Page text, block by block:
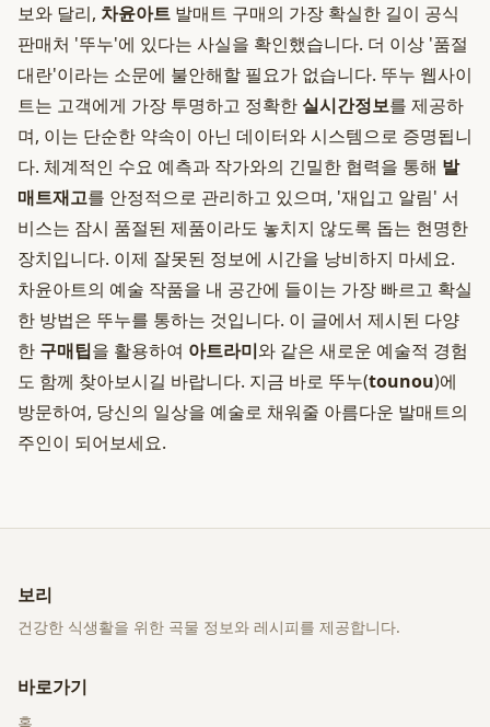
보와 달리, 차윤아트 발매트 구매의 가장 확실한 길이 공식
판매처 '뚜누'에 있다는 사실을 확인했습니다. 더 이상 '품절
대란'이라는 소문에 불안해할 필요가 없습니다. 뚜누 웹사이
트는 고객에게 가장 투명하고 정확한 실시간정보를 제공하
며, 이는 단순한 약속이 아닌 데이터와 시스템으로 증명됩니
다. 체계적인 수요 예측과 작가와의 긴밀한 협력을 통해 발
매트재고를 안정적으로 관리하고 있으며, '재입고 알림' 서
비스는 잠시 품절된 제품이라도 놓치지 않도록 돕는 현명한
장치입니다. 이제 잘못된 정보에 시간을 낭비하지 마세요.
차윤아트의 예술 작품을 내 공간에 들이는 가장 빠르고 확실
한 방법은 뚜누를 통하는 것입니다. 이 글에서 제시된 다양
한 구매팁을 활용하여 아트라미와 같은 새로운 예술적 경험
도 함께 찾아보시길 바랍니다. 지금 바로 뚜누(tounou)에
방문하여, 당신의 일상을 예술로 채워줄 아름다운 발매트의
주인이 되어보세요.
보리
건강한 식생활을 위한 곡물 정보와 레시피를 제공합니다.
바로가기
홈